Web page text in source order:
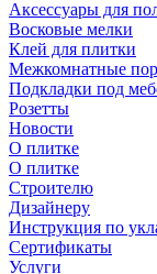
Аксессуары для
Восковые мелки
Клей для плитки
Межкомнатные
Подкладки под
Розетты
Новости
О плитке
О плитке
Строителю
Дизайнеру
Инструкция по
Сертификаты
Услуги